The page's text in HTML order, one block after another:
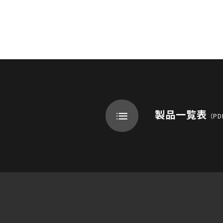
製品一覧表 （